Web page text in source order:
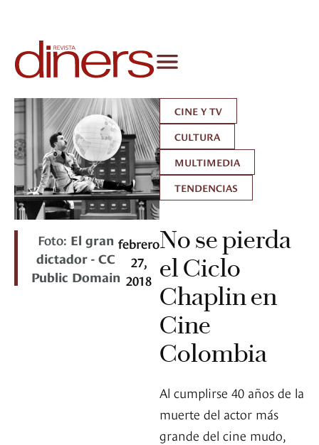
Foto: El gran
dictador - CC
Public Domain
febrero
27,
2018
CINE Y TV
CULTURA
MULTIMEDIA
TENDENCIAS
No se pierda
el Ciclo
Chaplin en
Cine
Colombia
Al cumplirse 40 años de la
muerte del actor más
grande del cine mudo,